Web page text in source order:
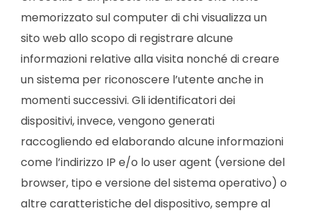
memorizzato sul computer di chi visualizza un
sito web allo scopo di registrare alcune
informazioni relative alla visita nonché di creare
un sistema per riconoscere l’utente anche in
momenti successivi. Gli identificatori dei
dispositivi, invece, vengono generati
raccogliendo ed elaborando alcune informazioni
come l’indirizzo IP e/o lo user agent (versione del
browser, tipo e versione del sistema operativo) o
altre caratteristiche del dispositivo, sempre al